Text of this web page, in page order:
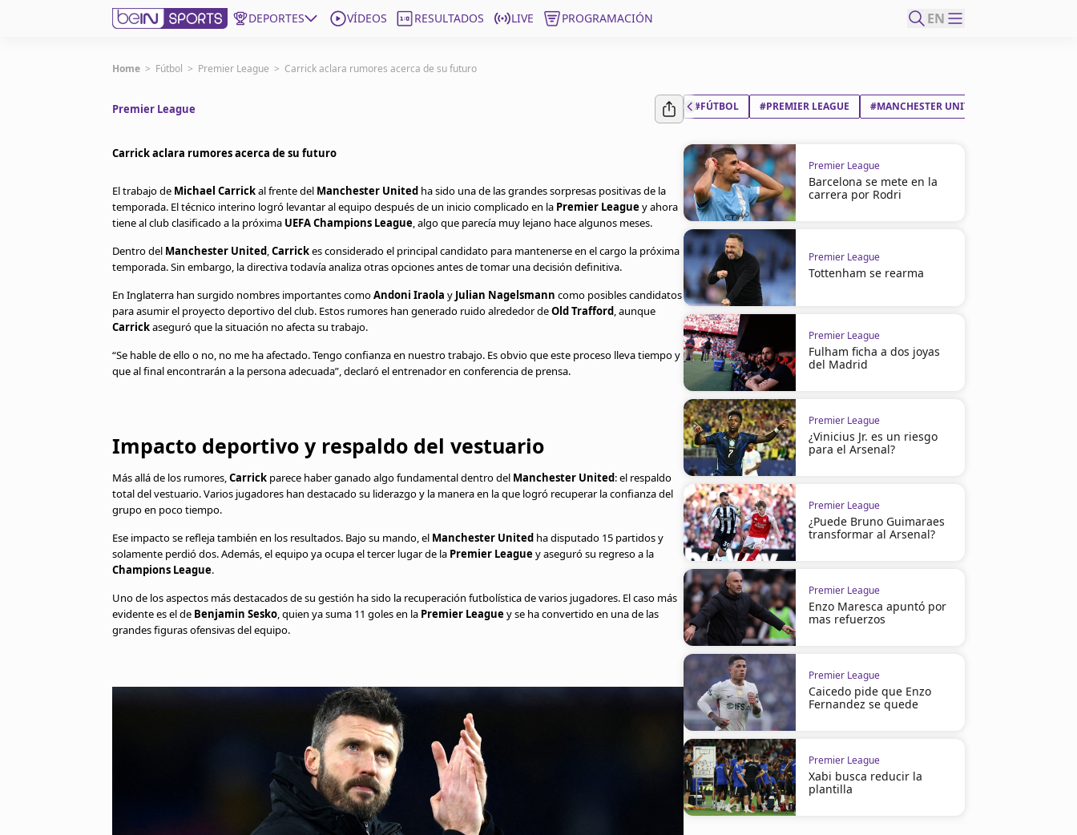
DEPORTES VÍDEOS RESULTADOS LIVE PROGRAMACIÓN EN
Get Bein
United States
Administrar notificaciones
Programación
Contáctanos
Home > Fútbol > Premier League > Carrick aclara rumores acerca de su futuro
Premier League
Carrick aclara rumores acerca de su futuro
El trabajo de Michael Carrickal frente del Manchester United ha sido una de las grandes sorpresas positivas de la
temporada. El técnico interino logró levantar al equipo después de un inicio complicado en la Premier Leaguey ahora
tiene al club clasificado a la próxima UEFA Champions League, algo que parecía muy lejano hace algunos meses.
Dentro del Manchester United,Carrickes considerado el principal candidato para mantenerse en el cargo la próxima
temporada. Sin embargo, la directiva todavía analiza otras opciones antes de tomar una decisión definitiva.
En Inglaterra han surgido nombres importantes comoAndoni Iraola y Julian Nagelsmann como posibles candidatos
para asumir el proyecto deportivo del club. Estos rumores han generado ruido alrededor deOld Trafford, aunque
Carrickaseguró que la situación no afecta su trabajo.
“Se hable de ello o no, no me ha afectado. Tengo confianza en nuestro trabajo. Es obvio que este proceso lleva tiempo y
que al final encontrarán a la persona adecuada”, declaró el entrenador en conferencia de prensa.
Impacto deportivo y respaldo del vestuario
Más allá de los rumores,Carrick parece haber ganado algo fundamental dentro del Manchester United: el respaldo
total del vestuario. Varios jugadores han destacado su liderazgo y la manera en la que logró recuperar la confianza del
grupo en poco tiempo.
Ese impacto se refleja también en los resultados. Bajo su mando, el Manchester United ha disputado 15 partidos y
solamente perdió dos. Además, el equipo ya ocupa el tercer lugar de la Premier Leaguey aseguró su regreso a la
Champions League.
Uno de los aspectos más destacados de su gestión ha sido la recuperación futbolística de varios jugadores. El caso más
evidente es el de Benjamin Sesko, quien ya suma 11 goles en la Premier Leaguey se ha convertido en una de las
grandes figuras ofensivas del equipo.
#FÚTBOL #PREMIER LEAGUE #MANCHESTER UNITED FC
Premier League
Barcelona se mete en la
carrera por Rodri
Premier League
Tottenham se rearma
Premier League
Fulham ficha a dos joyas
del Madrid
Premier League
¿Vinicius Jr. es un riesgo
para el Arsenal?
Premier League
¿Puede Bruno Guimaraes
transformar al Arsenal?
Premier League
Enzo Maresca apuntó por
mas refuerzos
Premier League
Caicedo pide que Enzo
Fernandez se quede
Premier League
Xabi busca reducir la
plantilla